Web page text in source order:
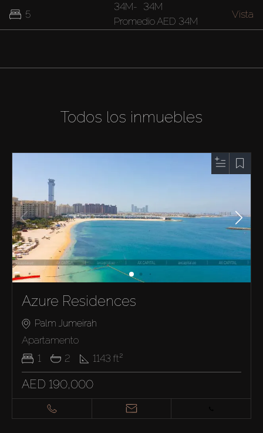
5
34M- 34M
PromedioAED 34M
Vista
Todos los inmuebles
Azure Residences
Palm Jumeirah
Apartamento
1
2 1143 ft²
AED 190,000